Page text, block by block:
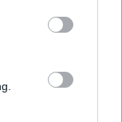
ευρώ ανοίγει